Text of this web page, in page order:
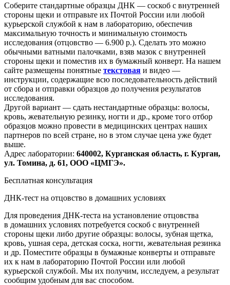
Соберите стандартные образцы ДНК — соскоб с внутренней
стороны щеки и отправьте их Почтой России или любой
курьерской службой к нам в лабораторию, обеспечив
максимальную точность и минимальную стоимость
исследования (отцовство — 6.900 р.). Сделать это можно
обычными ватными палочками, взяв мазок с внутренней
стороны щеки и поместив их в бумажный конверт. На нашем
сайте размещены понятные текстовая и видео —
инструкции, содержащие всю последовательность действий
от сбора и отправки образцов до получения результатов
исследования.
Другой вариант — сдать нестандартные образцы: волосы,
кровь, жевательную резинку, ногти и др., кроме того отбор
образцов можно провести в медицинских центрах наших
партнеров по всей стране, но в этом случае цена уже будет
выше.
Адрес лаборатории: 640002, Курганская область, г. Курган,
ул. Томина, д. 61, ООО «ЦМГЭ».
Бесплатная консультация
ДНК-тест на отцовство в домашних условиях
Для проведения ДНК-теста на установление отцовства
в домашних условиях потребуется соскоб с внутренней
стороны щеки либо другие образцы: волосы, зубная щетка,
кровь, ушная сера, детская соска, ногти, жевательная резинка
и др. Поместите образцы в бумажные конверты и отправьте
их к нам в лабораторию Почтой России или любой
курьерской службой. Мы их получим, исследуем, а результат
сообщим удобным для вас способом.